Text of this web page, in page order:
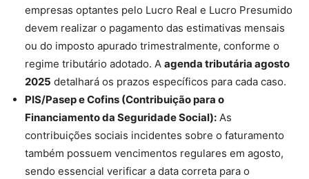
empresas optantes pelo Lucro Real e Lucro Presumido
devem realizar o pagamento das estimativas mensais
ou do imposto apurado trimestralmente, conforme o
regime tributário adotado. A agenda tributária agosto
2025 detalhará os prazos específicos para cada caso.
PIS/Pasep e Cofins (Contribuição para o
Financiamento da Seguridade Social): As
contribuições sociais incidentes sobre o faturamento
também possuem vencimentos regulares em agosto,
sendo essencial verificar a data correta para o